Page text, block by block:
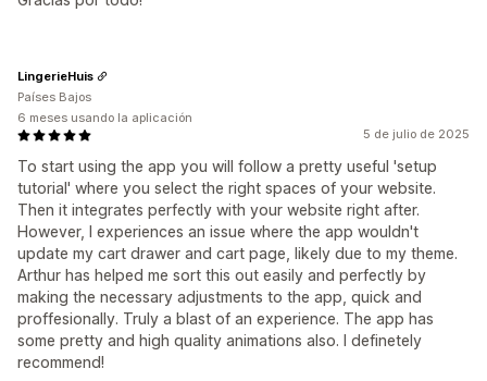
5 de julio de 2025
To start using the app you will follow a pretty useful 'setup
tutorial' where you select the right spaces of your website.
Then it integrates perfectly with your website right after.
However, I experiences an issue where the app wouldn't
update my cart drawer and cart page, likely due to my theme.
Arthur has helped me sort this out easily and perfectly by
making the necessary adjustments to the app, quick and
proffesionally. Truly a blast of an experience. The app has
some pretty and high quality animations also. I definetely
recommend!
LingerieHuis
Países Bajos
6 meses usando la aplicación